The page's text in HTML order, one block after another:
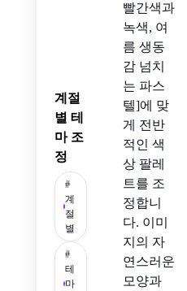
계절
별 테
마 조
정
#
계
절
별
#
테
마
빨간색과
녹색, 여
름 생동
감 넘치
는 파스
텔]에 맞
게 전반
적인 색
상 팔레
트를 조
정합니
다. 이미
지의 자
연스러운
모양과